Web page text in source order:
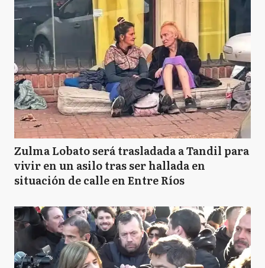
Zulma Lobato será trasladada a Tandil para
vivir en un asilo tras ser hallada en
situación de calle en Entre Ríos